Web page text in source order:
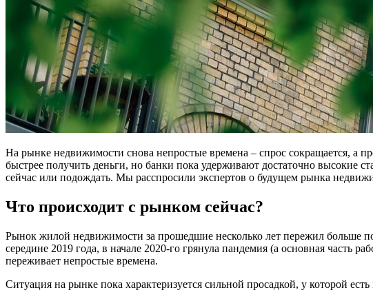
На рынке недвижимости снова непростые времена – спрос сокращается, а
быстрее получить деньги, но банки пока удерживают достаточно высокие
сейчас или подождать. Мы расспросили экспертов о будущем рынка
Что происходит с рынком сейчас?
Рынок жилой недвижимости за прошедшие несколько лет пережил больше
середине 2019 года, в начале 2020-го грянула пандемия (а основная часть
переживает непростые времена.
Ситуация на рынке пока характеризуется сильной просадкой, у которой